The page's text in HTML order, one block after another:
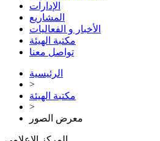
الإدارات
المشاريع
الأخبار و الفعاليات
مكتبة الهيئة
تواصل معنا
الرئيسية
>
مكتبة الهيئة
>
معرض الصور